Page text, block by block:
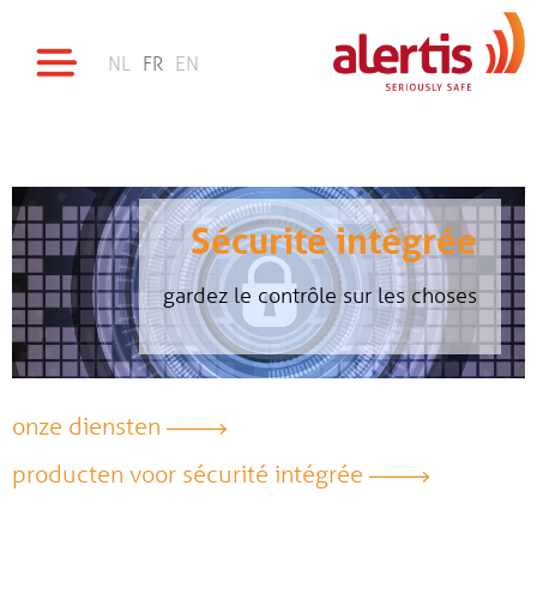
NL FR EN
Sécurité intégrée
gardez le contrôle sur les choses
onze diensten
producten voor sécurité intégrée